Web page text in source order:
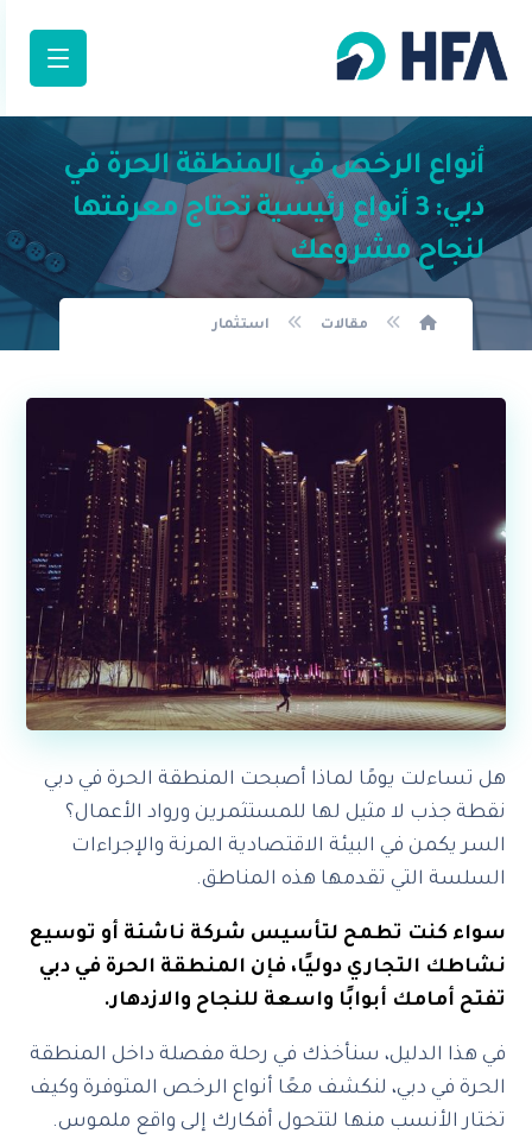
أنواع الرخص في المنطقة الحرة في
دبي: 3 أنواع رئيسية تحتاج معرفتها
لنجاح مشروعك
مقالات استثمار
هل تساءلت يومًا لماذا أصبحت المنطقة الحرة في دبي
نقطة جذب لا مثيل لها للمستثمرين ورواد الأعمال؟
السر يكمن في البيئة الاقتصادية المرنة والإجراءات
السلسة التي تقدمها هذه المناطق.
سواء كنت تطمح لتأسيس شركة ناشئة أو توسيع
نشاطك التجاري دوليًا، فإن المنطقة الحرة في دبي
تفتح أمامك أبوابًا واسعة للنجاح والازدهار.
في هذا الدليل، سنأخذك في رحلة مفصلة داخل المنطقة
الحرة في دبي، لنكشف معًا أنواع الرخص المتوفرة وكيف
تختار الأنسب منها لتتحول أفكارك إلى واقع ملموس.